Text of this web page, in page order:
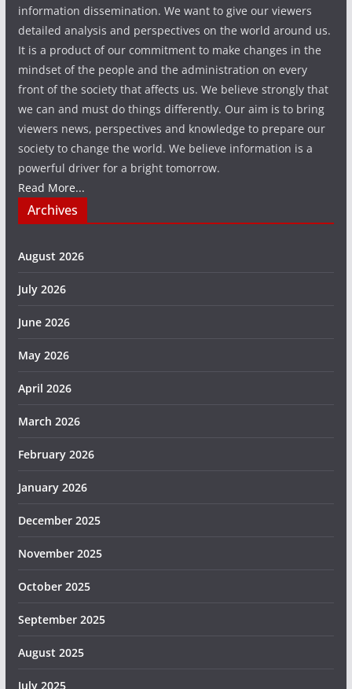
information dissemination. We want to give our viewers
detailed analysis and perspectives on the world around us.
It is a product of our commitment to make changes in the
mindset of the people and the administration on every
front of the society that affects us. We believe strongly that
we can and must do things differently. Our aim is to bring
viewers news, perspectives and knowledge to prepare our
society to change the world. We believe information is a
powerful driver for a bright tomorrow.
Read More...
Archives
August 2026
July 2026
June 2026
May 2026
April 2026
March 2026
February 2026
January 2026
December 2025
November 2025
October 2025
September 2025
August 2025
July 2025